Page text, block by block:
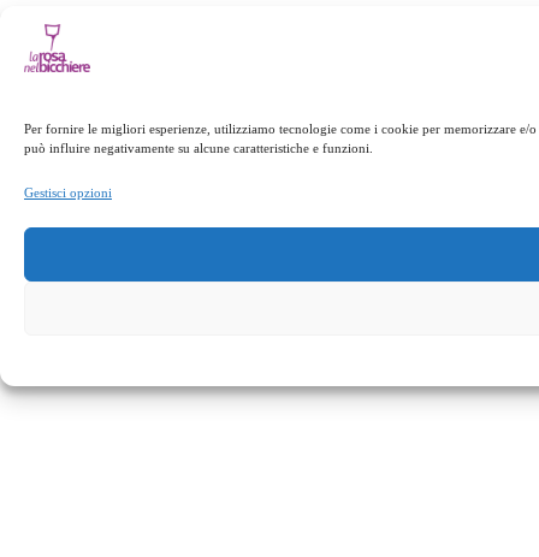
Per fornire le migliori esperienze, utilizziamo tecnologie come i cookie per memorizzare
può influire negativamente su alcune caratteristiche e funzioni.
Gestisci opzioni